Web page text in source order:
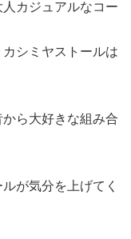
カジュアルなコー
シミヤストールは
ら大好きな組み合
が気分を上げてく